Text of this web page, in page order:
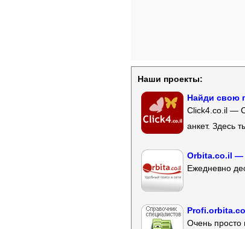
Наши проекты:
Найди свою
Click4.co.il —
анкет. Здесь
Orbita.co.il —
Ежедневно
Очень просто